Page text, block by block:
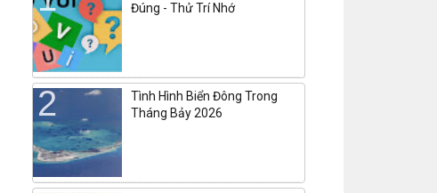
Đúng - Thử Trí Nhớ
Tình Hình Biển Đông Trong
Tháng Bảy 2026